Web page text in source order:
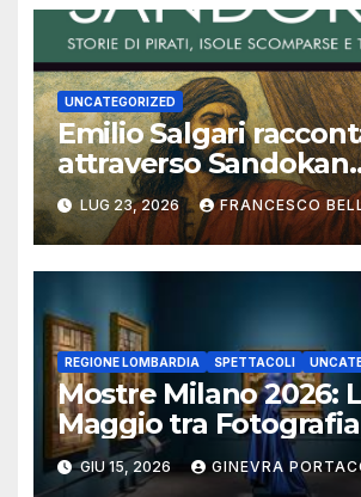
UNCATEGORIZED
Emilio Salgari
attraverso Sandokan
(seconda ed ultima
LUG 23, 2026 FRANCESCO
REGIONE LOMBARDIA SPETTACOLI
Mostre Milano 2026:
Maggio tra
e Installazioni
GIU 15, 2026 GINEVRA